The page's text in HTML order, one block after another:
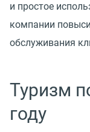
и простое
компании
обслуживания
Туризм
году